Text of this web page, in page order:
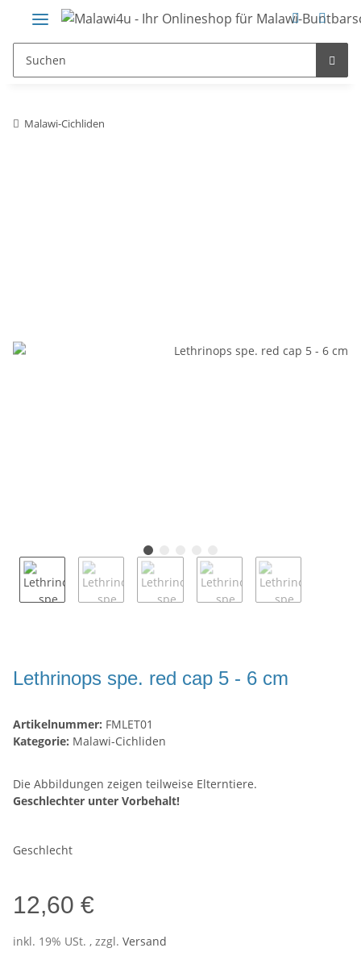
Malawi-Cichliden
Lethrinops spe. red cap 5 - 6 cm
Artikelnummer: FMLET01
Kategorie: Malawi-Cichliden
Die Abbildungen zeigen teilweise Elterntiere.
Geschlechter unter Vorbehalt!
Geschlecht
12,60 €
inkl. 19% USt. , zzgl. Versand